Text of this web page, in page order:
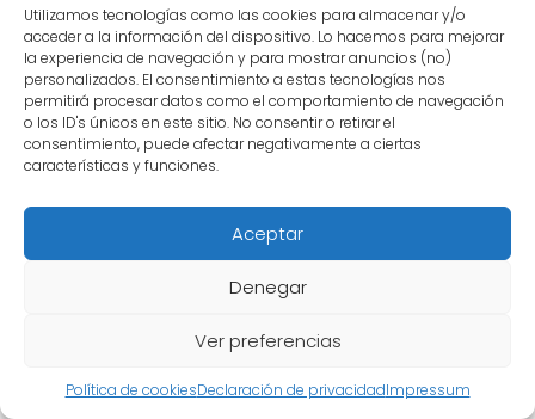
Utilizamos tecnologías como las cookies para almacenar y/o
acceder a la información del dispositivo. Lo hacemos para mejorar
la experiencia de navegación y para mostrar anuncios (no)
personalizados. El consentimiento a estas tecnologías nos
permitirá procesar datos como el comportamiento de navegación
o los ID's únicos en este sitio. No consentir o retirar el
consentimiento, puede afectar negativamente a ciertas
características y funciones.
Aceptar
Denegar
Ver preferencias
Política de cookiesDeclaración de privacidadImpressum
los personajes principales. A medida que la
historia avanza, elhermano de Brolyse
convierte en una figura clave en la lucha
contra los enemigos, brindando un nuevo
enfoque estratégico y habilidades únicas que
serán fundamentales para el éxito del equipo.
hermano de Broly
tenido un impacto profundo en los
personajes principales y en la trama en
general. A medida que los personajes se
emocionales, la historia se vuelve más rica y